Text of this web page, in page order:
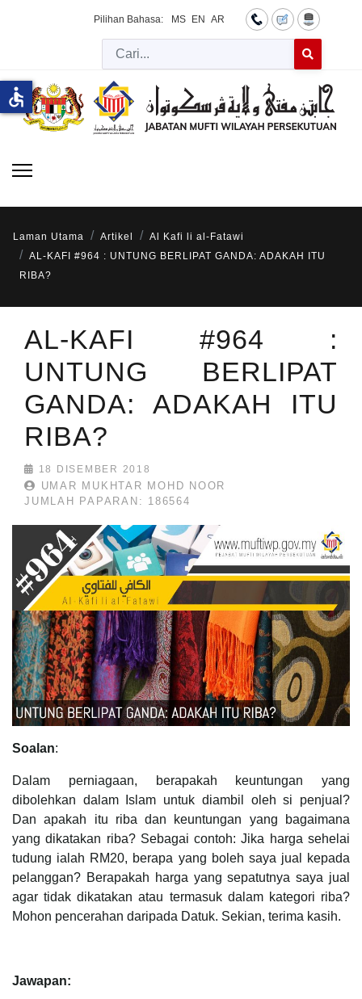
Pilihan Bahasa: MS EN AR
Cari
Laman Utama Artikel
Al Kafi li al-Fatawi
AL-KAFI #964 : UNTUNG BERLIPAT GANDA: ADAKAH ITU
RIBA?
AL-KAFI #964 :
UNTUNG BERLIPAT
GANDA: ADAKAH ITU
RIBA?
18 DISEMBER 2018
UMAR MUKHTAR MOHD NOOR
JUMLAH PAPARAN: 186564
Soalan:
Dalam perniagaan, berapakah keuntungan yang
dibolehkan dalam Islam untuk diambil oleh si penjual?
Dan apakah itu riba dan keuntungan yang bagaimana
yang dikatakan riba? Sebagai contoh: Jika harga sehelai
tudung ialah RM20, berapa yang boleh saya jual kepada
pelanggan? Berapakah harga yang sepatutnya saya jual
agar tidak dikatakan atau termasuk dalam kategori riba?
Mohon pencerahan daripada Datuk. Sekian, terima kasih.
Jawapan:
accessible